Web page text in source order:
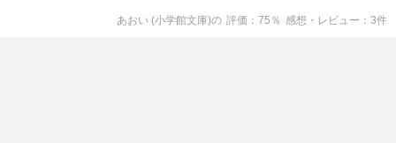
あおい (小学館文庫)の 評価 75 ％ 感想・レビュー 3件